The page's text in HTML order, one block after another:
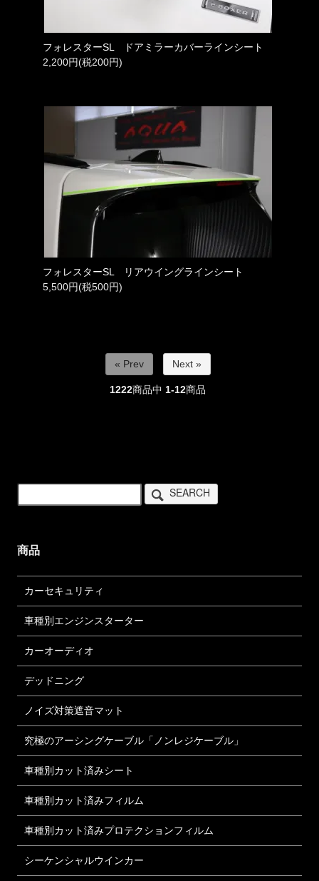
フォレスターSL ドアミラーカバーラインシート
2,200円(税200円)
フォレスターSL リアウイングラインシート
5,500円(税500円)
« Prev Next »
1222商品中 1-12商品
SEARCH
商品
カーセキュリティ
車種別エンジンスターター
カーオーディオ
デッドニング
ノイズ対策遮音マット
究極のアーシングケーブル「ノンレジケーブル」
車種別カット済みシート
車種別カット済みフィルム
車種別カット済みプロテクションフィルム
シーケンシャルウインカー